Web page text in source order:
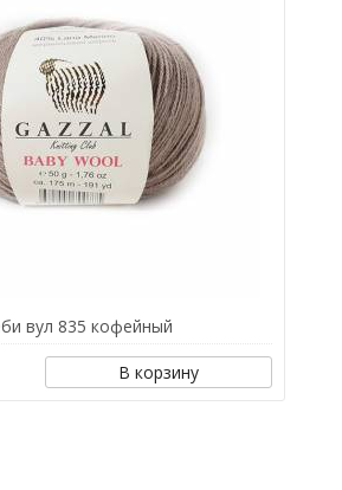
вул 835 кофейный
В корзину